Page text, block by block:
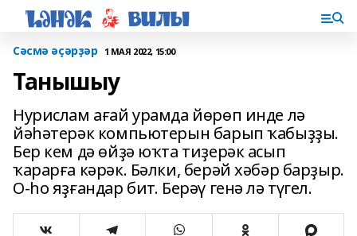
Сәсмә әҫәрҙәр 1 МАЯ 2022, 15:00
Танышыу
Нурислам ағай урамда йөрөп инде лә
йәһәтерәк компьютерын барып ҡа­быҙҙы.
Бер кем дә өйҙә юҡта тиҙерәк асып
ҡарарға кәрәк. Бәлки, берәй хәбәр барҙыр.
О-һо яҙғандар бит. Берәү генә лә түгел.